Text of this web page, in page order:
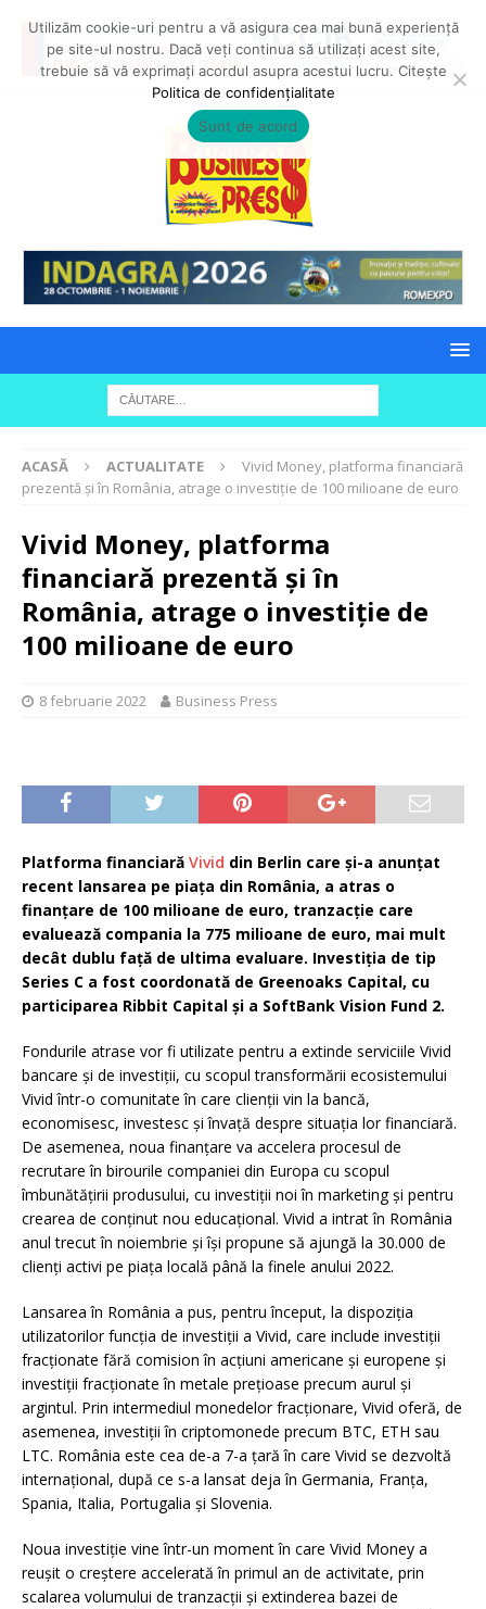
ACASĂ ACTUALITATE
Vivid Money, platforma financiară
prezentă și în România, atrage o investiție de 100 milioane de euro
Vivid Money, platforma
financiară prezentă și în
România, atrage o investiție de
100 milioane de euro
8 februarie 2022 Business Press
Platforma financiară Vivid din Berlin care și-a anunțat
recent lansarea pe piața din România, a atras o
finanțare de 100 milioane de euro, tranzacție care
evaluează compania la 775 milioane de euro, mai mult
decât dublu față de ultima evaluare. Investiția de tip
Series C a fost coordonată de Greenoaks Capital, cu
participarea Ribbit Capital și a SoftBank Vision Fund 2.
Fondurile atrase vor fi utilizate pentru a extinde serviciile Vivid
bancare și de investiții, cu scopul transformării ecosistemului
Vivid într-o comunitate în care clienții vin la bancă,
economisesc, investesc și învață despre situația lor financiară.
De asemenea, noua finanțare va accelera procesul de
recrutare în birourile companiei din Europa cu scopul
îmbunătățirii produsului, cu investiții noi în marketing și pentru
crearea de conținut nou educațional. Vivid a intrat în România
anul trecut în noiembrie și își propune să ajungă la 30.000 de
clienți activi pe piața locală până la finele anului 2022.
Lansarea în România a pus, pentru început, la dispoziția
utilizatorilor funcția de investiții a Vivid, care include investiții
fracționate fără comision în acțiuni americane și europene și
investiții fracționate în metale prețioase precum aurul și
argintul. Prin intermediul monedelor fracționare, Vivid oferă, de
asemenea, investiții în criptomonede precum BTC, ETH sau
LTC. România este cea de-a 7-a țară în care Vivid se dezvoltă
internațional, după ce s-a lansat deja în Germania, Franța,
Spania, Italia, Portugalia și Slovenia.
Noua investiție vine într-un moment în care Vivid Money a
reușit o creștere accelerată în primul an de activitate, prin
scalarea volumului de tranzacții și extinderea bazei de
Utilizăm cookie-uri pentru a vă asigura cea mai bună experiență
pe site-ul nostru. Dacă veți continua să utilizați acest site,
trebuie să vă exprimați acordul asupra acestui lucru. Citește
Politica de confidențialitate
Sunt de acord